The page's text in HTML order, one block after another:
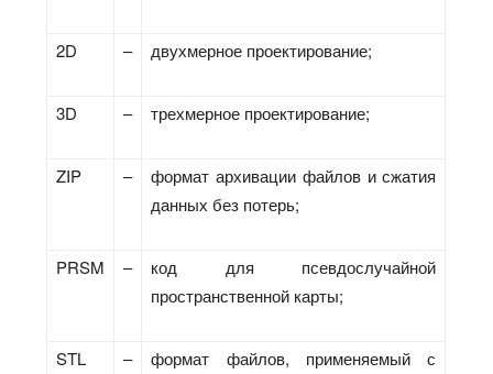
2D – двухмерное проектирование;
3D – трехмерное проектирование;
ZIP –
формат архивации файлов и сжатия
данных без потерь;
PRSM –
код для псевдослучайной
пространственной карты;
STL –
формат файлов, применяемый с